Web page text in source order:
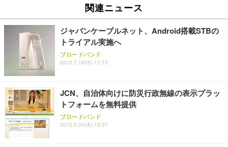
Sezlife オフィスチェア デスクチェア 疲れない テレ
ワーク チェア 強化バックレスト 30度ロッキング機
レスト 3Dヘッドレスト ハンガー付き 高反発クッシ
ョン PCチェア 通気性メッシュ ゲーミング/勉強/事
務用 おしゃれ パソコンチェア (ブラック)
￥7,680
Sezlife オフィスチェア デスクチェア 疲れない テレ
レスト 3Dヘッドレスト ハンガー付き 高反発クッシ
ョン PCチェア 通気性メッシュ ゲーミング/勉強/事
務用 おしゃれ パソコンチェア (ホワイト)
￥7,680
ANDWINT オフィスチェア デスクチェア 肘なし メ
【純正品】27"ゲーミングモニター DualSense 充電
フック付き（CFI-ZDM1J）
￥49,979
【整備済み品】Dell E2724HS 27インチ 液晶モニタ
応 ComfortView ビジネス向け
￥15,800
【MiniLED/24.5inch/280Hz/FHD】GRAPHT THE S
ネオ・ルーライフ ネオ・オムツ L 中型犬用 26枚入
り 単品
￥1,800
Smart Basic(スマートベーシック) 【Amazon.co.jp
￥3,670
アイリスオーヤマ ペットシーツ 超厚型 お徳用 レギ
関連ニュース
ジャパンケーブルネット、Android搭載STBの
トライアル実施へ
ブロードバンド
2012.7.18(水) 11:15
JCN、自治体向けに防災行政無線の表示プラッ
トフォームを無料提供
ブロードバンド
2012.5.24(木) 15:37